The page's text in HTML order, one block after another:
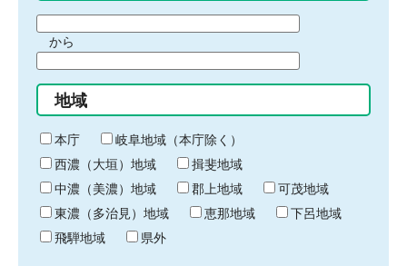
間
始
り
から
間
終
わ
り
地域
本庁
岐阜地域（本庁除く）
西濃（大垣）地域
揖斐地域
中濃（美濃）地域
郡上地域
可茂地域
東濃（多治見）地域
恵那地域
下呂地域
飛騨地域
県外